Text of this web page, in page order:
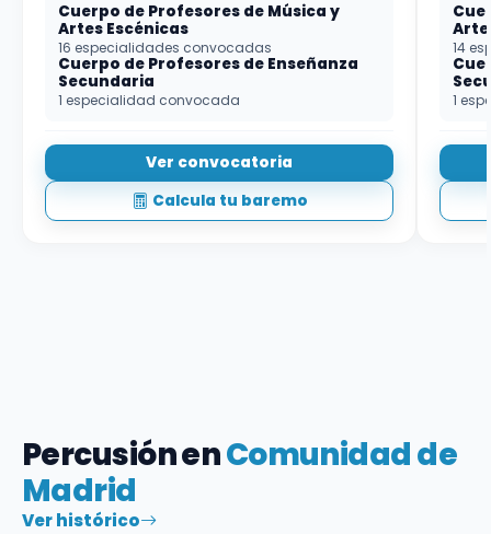
Cuerpo de Profesores de Música y
Artes Escénicas
16 especialidades convocadas
Cuerpo de Profesores de Enseñanza
Secundaria
1 especialidad convocada
Ver convocatoria
Calcula tu baremo
14
1
Percusión enComunidad de
Madrid
Ver histórico